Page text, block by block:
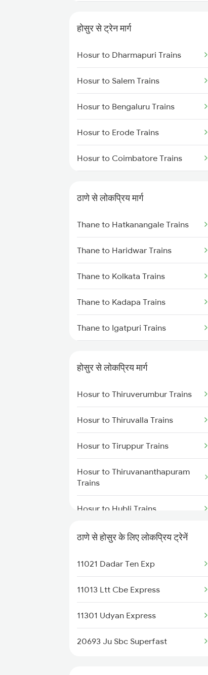
Thane to Bhusawal Trains
Thane to Lonavala Trains
Thane to Igatpuri Trains
Thane to Ahmedabad Trains
होसुर से ट्रेन मार्ग
Hosur to Dharmapuri Trains
Hosur to Salem Trains
Hosur to Bengaluru Trains
Hosur to Erode Trains
Hosur to Coimbatore Trains
ठाणे से लोकप्रिय मार्ग
Thane to Hatkanangale Trains
Thane to Haridwar Trains
Thane to Kolkata Trains
Thane to Kadapa Trains
Thane to Igatpuri Trains
Thane to Jamnagar Trains
Thane to Jammu Trains
Thane to Jabalpur Trains
Thane to Jeur Trains
Thane to Jhansi Trains
Thane to Jejuri Trains
Thane to Jalgaon Trains
होसुर से लोकप्रिय मार्ग
Hosur to Thiruverumbur Trains
Hosur to Thiruvalla Trains
Hosur to Tiruppur Trains
Hosur to Thiruvananthapuram
Trains
Hosur to Hubli Trains
Hosur to Vallioor Trains
Hosur to Virudhunagar Trains
Hosur to Virudhachalam Trains
Hosur to Tirumangalam Trains
Hosur to Mathura Trains
ठाणे से होसुर के लिए लोकप्रिय ट्रेनें
11021 Dadar Ten Exp
11013 Ltt Cbe Express
11301 Udyan Express
20693 Ju Sbc Superfast